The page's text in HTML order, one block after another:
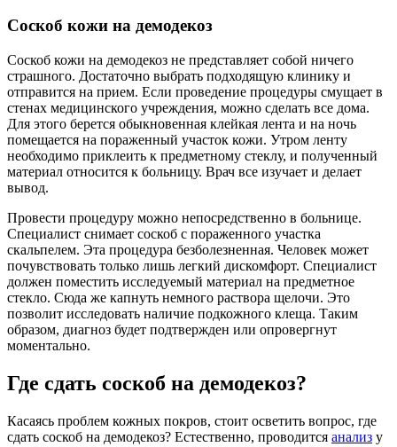
Соскоб кожи на демодекоз
Соскоб кожи на демодекоз не представляет собой ничего
страшного. Достаточно выбрать подходящую клинику и
отправится на прием. Если проведение процедуры смущает в
стенах медицинского учреждения, можно сделать все дома.
Для этого берется обыкновенная клейкая лента и на ночь
помещается на пораженный участок кожи. Утром ленту
необходимо приклеить к предметному стеклу, и полученный
материал относится к больницу. Врач все изучает и делает
вывод.
Провести процедуру можно непосредственно в больнице.
Специалист снимает соскоб с пораженного участка
скальпелем. Эта процедура безболезненная. Человек может
почувствовать только лишь легкий дискомфорт. Специалист
должен поместить исследуемый материал на предметное
стекло. Сюда же капнуть немного раствора щелочи. Это
позволит исследовать наличие подкожного клеща. Таким
образом, диагноз будет подтвержден или опровергнут
моментально.
Где сдать соскоб на демодекоз?
Касаясь проблем кожных покров, стоит осветить вопрос, где
сдать соскоб на демодекоз? Естественно, проводится анализ у